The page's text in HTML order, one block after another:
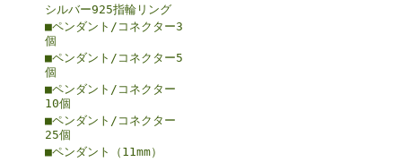
シルバー925指輪リング
■ペンダント/コネクター3
個
■ペンダント/コネクター5
個
■ペンダント/コネクター
10個
■ペンダント/コネクター
25個
■ペンダント（11mm）